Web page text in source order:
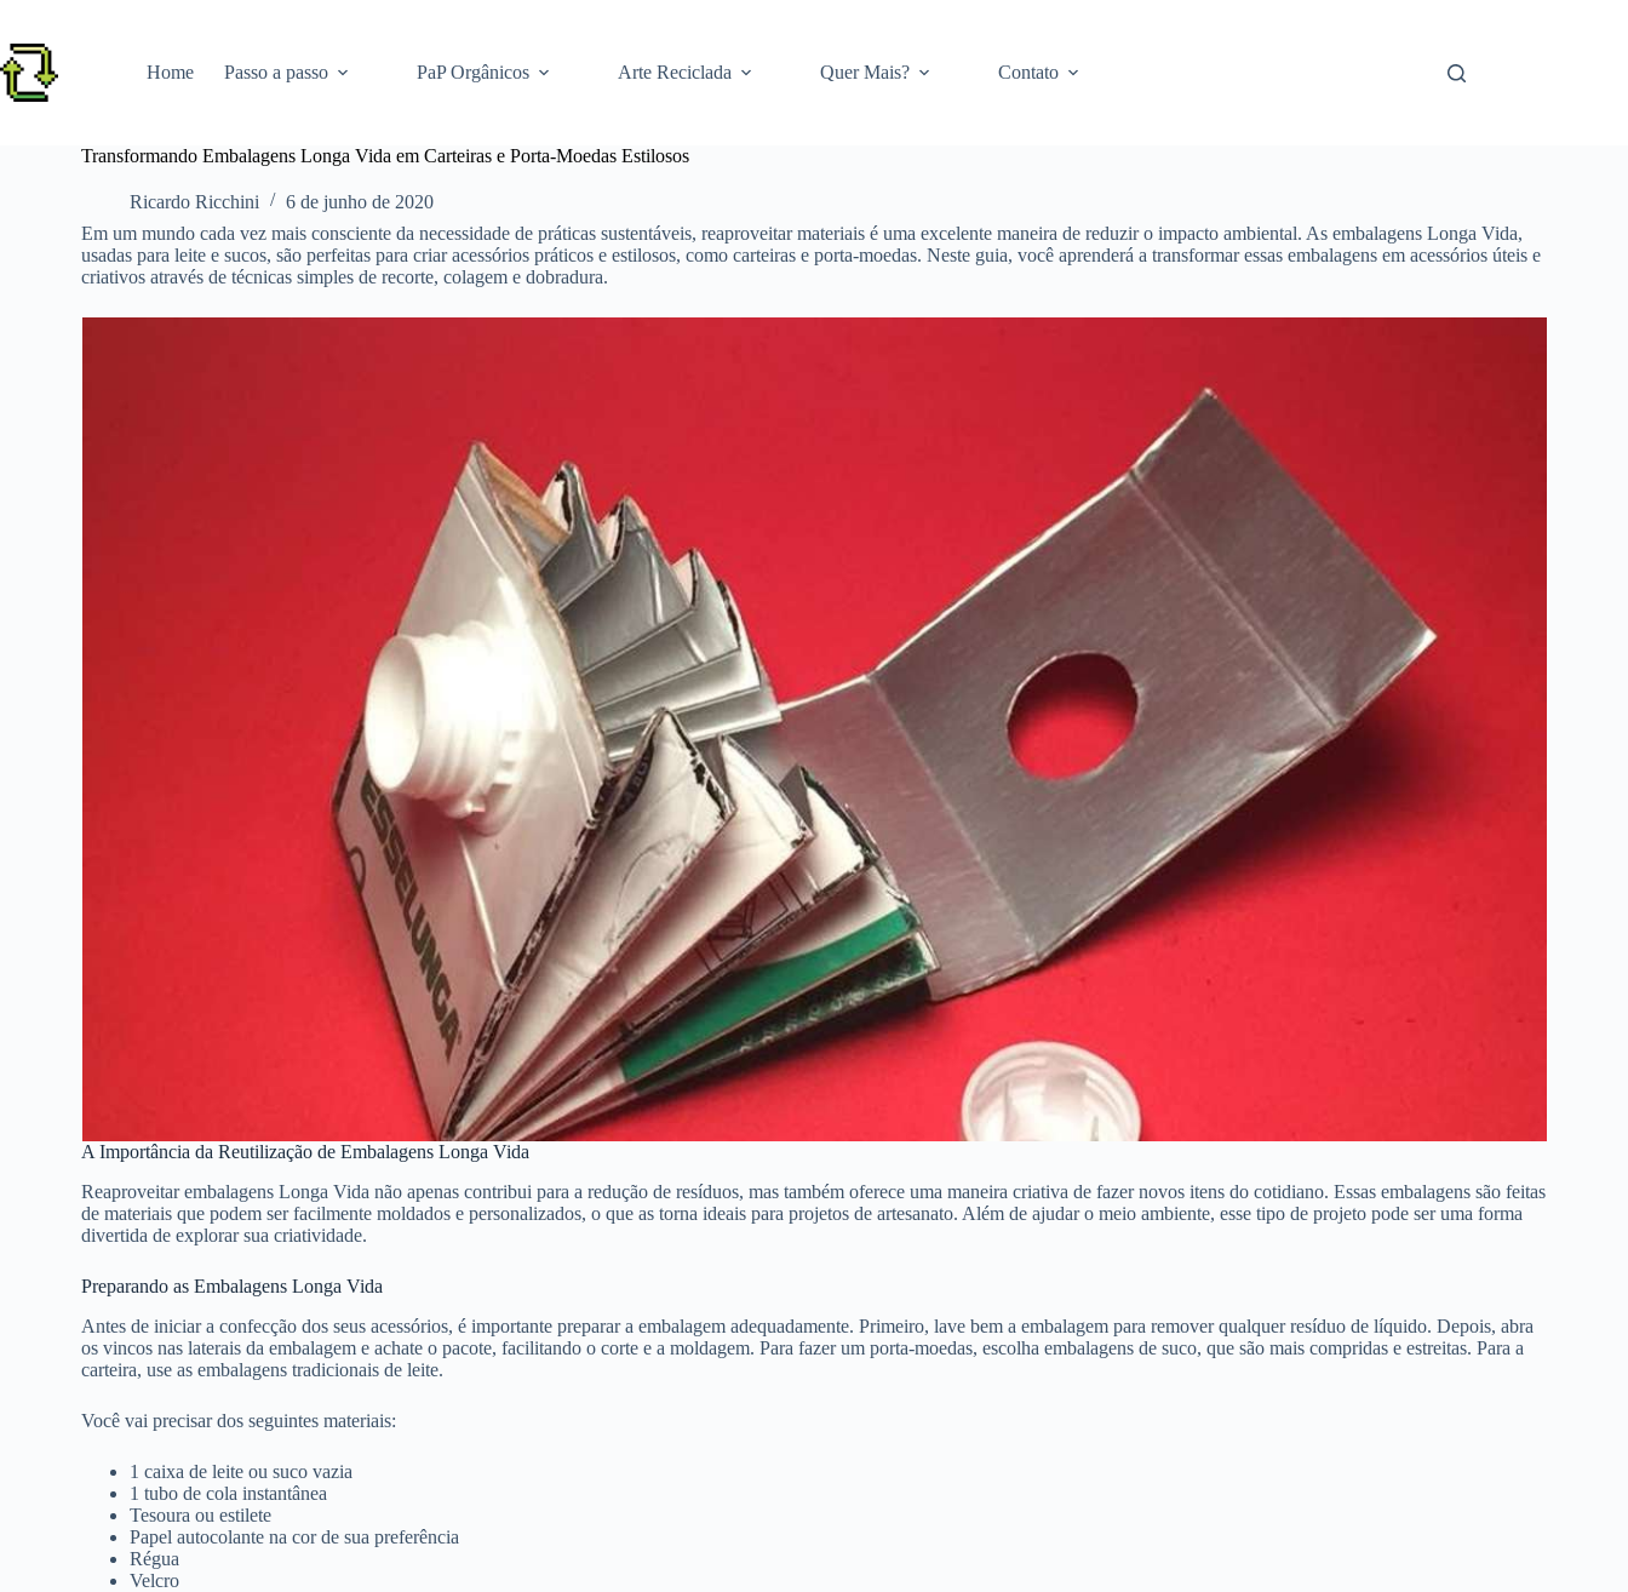
conteúdo
Home Passo a passo PaP Orgânicos Arte Reciclada Quer Mais? Contato
Transformando Embalagens Longa Vida em Carteiras e Porta-Moedas Estilosos
Ricardo Ricchini
6 de junho de 2020
Em um mundo cada vez mais consciente da necessidade de práticas sustentáveis, reaproveitar materiais é uma excelente maneira de reduzir o impacto ambiental. As embalagens Longa Vida,
usadas para leite e sucos, são perfeitas para criar acessórios práticos e estilosos, como carteiras e porta-moedas. Neste guia, você aprenderá a transformar essas embalagens em acessórios úteis e
criativos através de técnicas simples de recorte, colagem e dobradura.
A Importância da Reutilização de Embalagens Longa Vida
Reaproveitar embalagens Longa Vida não apenas contribui para a redução de resíduos, mas também oferece uma maneira criativa de fazer novos itens do cotidiano. Essas embalagens são feitas
de materiais que podem ser facilmente moldados e personalizados, o que as torna ideais para projetos de artesanato. Além de ajudar o meio ambiente, esse tipo de projeto pode ser uma forma
divertida de explorar sua criatividade.
Preparando as Embalagens Longa Vida
Antes de iniciar a confecção dos seus acessórios, é importante preparar a embalagem adequadamente. Primeiro, lave bem a embalagem para remover qualquer resíduo de líquido. Depois, abra
os vincos nas laterais da embalagem e achate o pacote, facilitando o corte e a moldagem. Para fazer um porta-moedas, escolha embalagens de suco, que são mais compridas e estreitas. Para a
carteira, use as embalagens tradicionais de leite.
Você vai precisar dos seguintes materiais:
1 caixa de leite ou suco vazia
1 tubo de cola instantânea
Tesoura ou estilete
Papel autocolante na cor de sua preferência
Régua
Velcro